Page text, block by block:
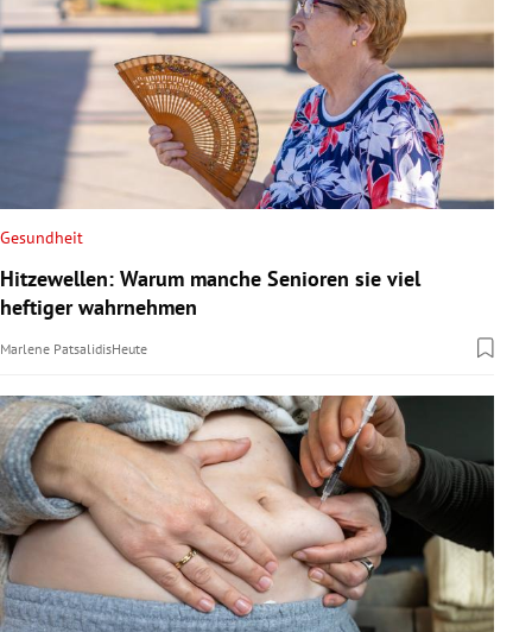
Gesundheit
Hitzewellen: Warum manche Senioren sie viel
heftiger wahrnehmen
Marlene PatsalidisHeute